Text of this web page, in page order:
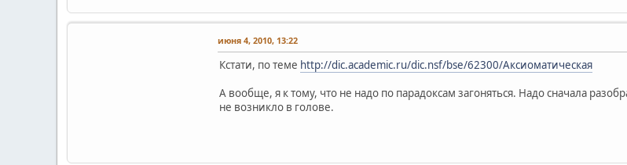
июня 4, 2010, 13:22
Кстати, по теме http://dic.academic.ru/dic.nsf/bse/62300/Аксиоматическая
А вообще, я к тому, что не надо по парадоксам загоняться. Надо сначала
не возникло в голове.